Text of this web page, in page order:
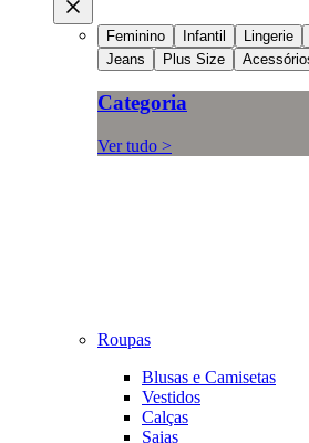
Feminino Infantil Lingerie
Jeans
Plus Size
Categoria
Ver tudo >
Roupas
Blusas e Camisetas
Vestidos
Calças
Saias